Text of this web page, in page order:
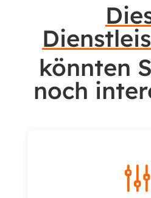
könnten
noch
g